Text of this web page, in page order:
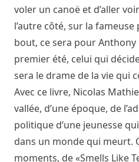
voler un canoë et d’aller
l’autre côté, sur la fameuse
bout, ce sera pour
premier été, celui qui
sera le drame de la vie qui
Avec ce livre, Nicolas
vallée, d’une époque, de
politique d’une jeunesse
dans un monde qui meurt.
moments, de «Smells Like